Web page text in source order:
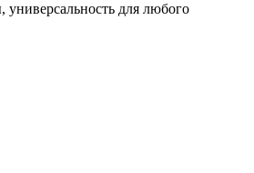
для любого